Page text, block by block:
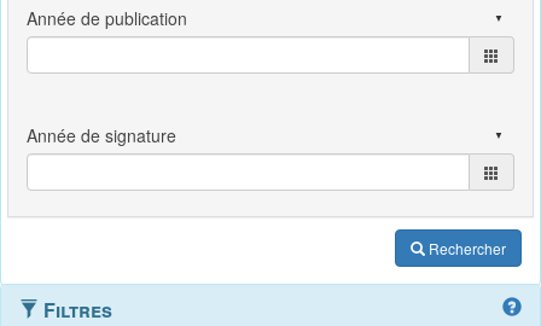
Rechercher
Filtres